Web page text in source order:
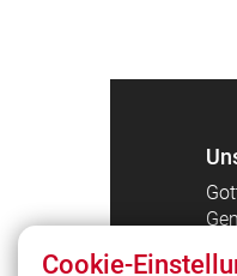
Cookie-